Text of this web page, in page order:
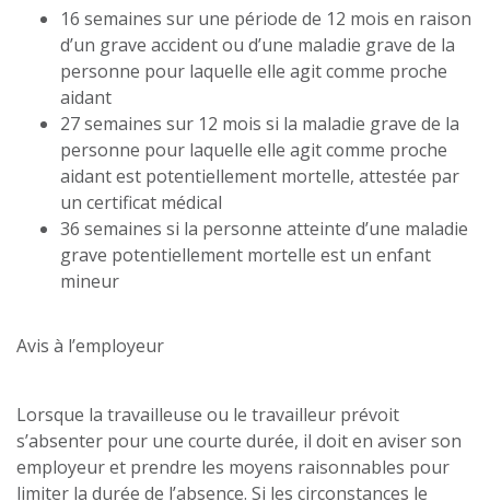
16 semaines sur une période de 12 mois en raison
d’un grave accident ou d’une maladie grave de la
personne pour laquelle elle agit comme proche
aidant
27 semaines sur 12 mois si la maladie grave de la
personne pour laquelle elle agit comme proche
aidant est potentiellement mortelle, attestée par
un certificat médical
36 semaines si la personne atteinte d’une maladie
grave potentiellement mortelle est un enfant
mineur
Avis à l’employeur
Lorsque la travailleuse ou le travailleur prévoit
s’absenter pour une courte durée, il doit en aviser son
employeur et prendre les moyens raisonnables pour
limiter la durée de l’absence. Si les circonstances le